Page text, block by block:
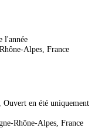
l'année
Alpes, France
en été uniquement
Rhône-Alpes, France